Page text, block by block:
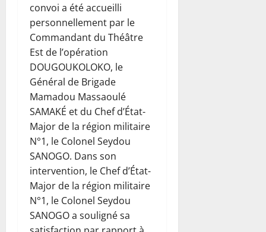
convoi a été accueilli
personnellement par le
Commandant du Théâtre
Est de l’opération
DOUGOUKOLOKO, le
Général de Brigade
Mamadou Massaoulé
SAMAKÉ et du Chef d’État-
Major de la région militaire
N°1, le Colonel Seydou
SANOGO. Dans son
intervention, le Chef d’État-
Major de la région militaire
N°1, le Colonel Seydou
SANOGO a souligné sa